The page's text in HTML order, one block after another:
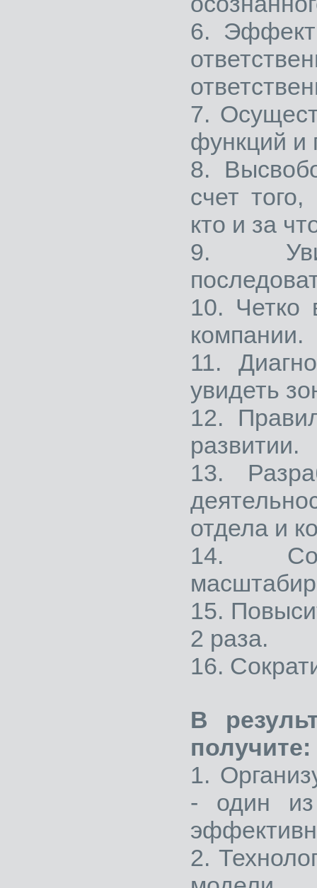
6.
7.
функций и
8.
счет
кто и за
9.
10. Четко
компании.
11.
увидеть
12.
развитии.
13.
отдела и
14.
15.
2 раза.
16.
В
получите:
1.
- один из
2.